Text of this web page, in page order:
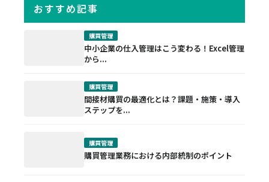
おすすめ記事
購買管理
中小企業の仕入管理はこう変わる！Excel管理
から...
購買管理
間接材購買の最適化とは？課題・施策・導入
ステップを...
購買管理
購買管理業務における内部統制のポイント